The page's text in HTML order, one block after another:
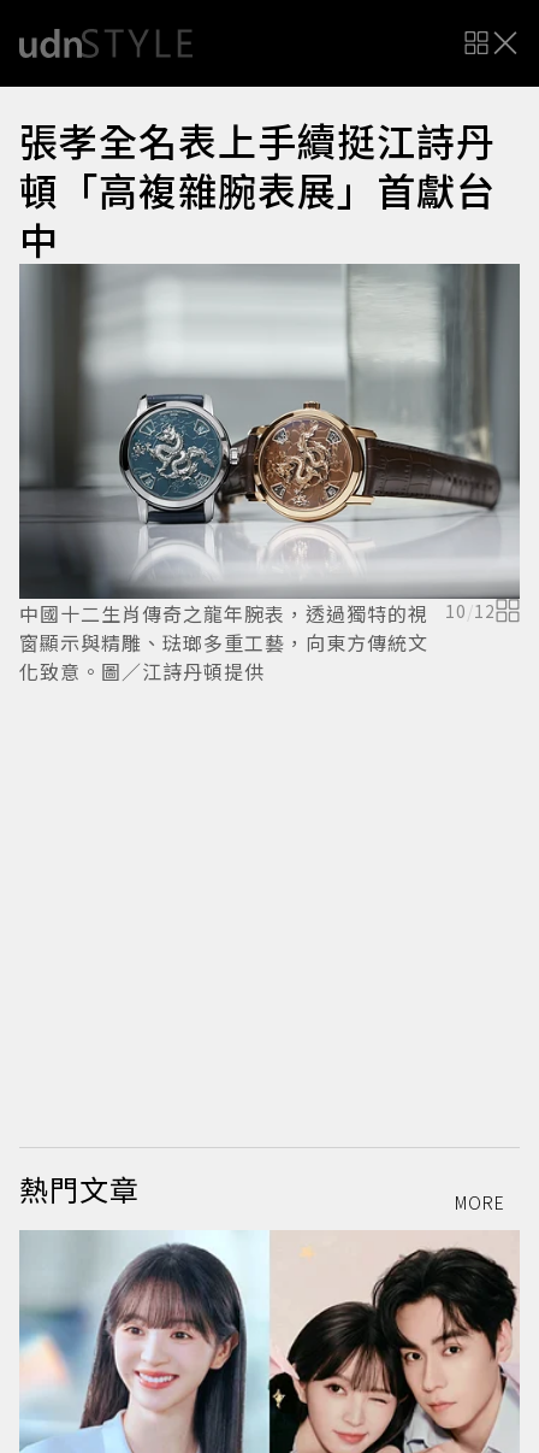
張孝全名表上手續挺江詩丹
頓「高複雜腕表展」首獻台
中
中國十二生肖傳奇之龍年腕表，透過獨特的視
窗顯示與精雕、琺瑯多重工藝，向東方傳統文
化致意。圖／江詩丹頓提供
10 /12
熱門文章 MORE